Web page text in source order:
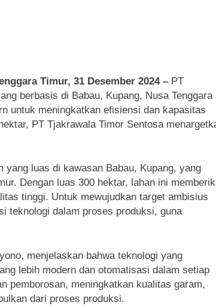
Timur, 31 Desember 2024 – PT
berbasis di Babau, Kupang, Nusa Tenggara
untuk meningkatkan efisiensi dan kapasitas
PT Tjakrawala Timor Sentosa
yang luas di kawasan Babau, Kupang, yang
Dengan luas 300 hektar, lahan ini
tinggi. Untuk mewujudkan target ambisius
teknologi dalam proses produksi, guna
menjelaskan bahwa teknologi yang
lebih modern dan otomatisasi dalam setiap
pemborosan, meningkatkan kualitas garam,
dari proses produksi.